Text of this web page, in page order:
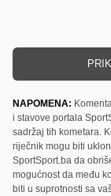
NAPOMENA:
i stavove portala
sadržaj tih kometara.
riječnik mogu biti
SportSport.ba da
mogućnost da među
biti u suprotnosti sa